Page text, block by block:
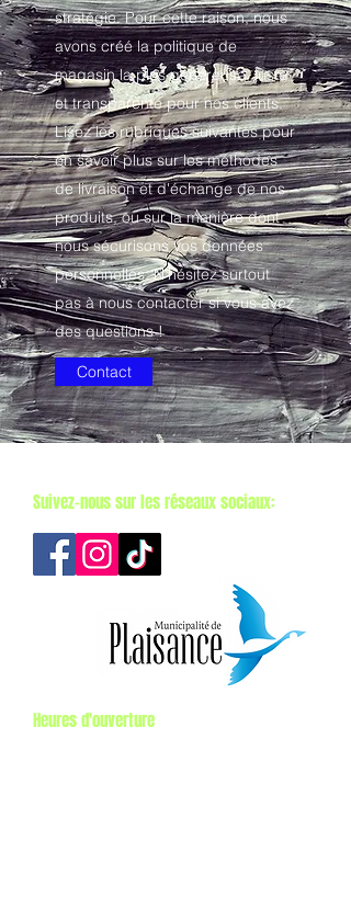
stratégie. Pour cette raison, nous
avons créé la politique de
magasin la plus généreuse, juste
et transparente pour nos clients.
Lisez les rubriques suivantes pour
en savoir plus sur les méthodes
de livraison et d'échange de nos
produits, ou sur la manière dont
nous sécurisons vos données
personnelles. N'hésitez surtout
pas à nous contacter si vous avez
des questions !
Contact
Suivez-nous sur les réseaux sociaux:
Heures d'ouverture​